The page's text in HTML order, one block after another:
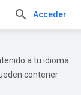
Acceder
a tu idioma
contener